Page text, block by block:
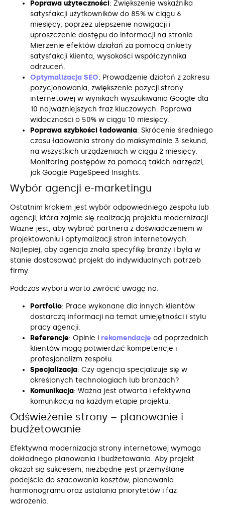
Poprawa użyteczności: Zwiększenie wskaźnika
satysfakcji użytkowników do 85% w ciągu 6
miesięcy, poprzez ulepszenie nawigacji i
uproszczenie dostępu do informacji na stronie.
Mierzenie efektów działań za pomocą ankiety
satysfakcji klienta, wysokości współczynnika
odrzuceń.
Optymalizacja SEO: Prowadzenie działań z zakresu
pozycjonowania, zwiększenie pozycji strony
internetowej w wynikach wyszukiwania Google dla
10 najważniejszych fraz kluczowych. Poprawa
widoczności o 50% w ciągu 10 miesięcy.
Poprawa szybkości ładowania: Skrócenie średniego
czasu ładowania strony do maksymalnie 3 sekund,
na wszystkich urządzeniach w ciągu 2 miesięcy.
Monitoring postępów za pomocą takich narzędzi,
jak Google PageSpeed Insights.
Wybór agencji e-marketingu
Ostatnim krokiem jest wybór odpowiedniego zespołu lub
agencji, która zajmie się realizacją projektu modernizacji.
Ważne jest, aby wybrać partnera z doświadczeniem w
projektowaniu i optymalizacji stron internetowych.
Najlepiej, aby agencja znała specyfikę branży i była w
stanie dostosować projekt do indywidualnych potrzeb
firmy.
Podczas wyboru warto zwrócić uwagę na:
Portfolio: Prace wykonane dla innych klientów
dostarczą informacji na temat umiejętności i stylu
pracy agencji.
Referencje: Opinie i rekomendacje od poprzednich
klientów mogą potwierdzić kompetencje i
profesjonalizm zespołu.
Specjalizacja: Czy agencja specjalizuje się w
określonych technologiach lub branżach?
Komunikacja: Ważna jest otwarta i efektywna
komunikacja na każdym etapie projektu.
Odświeżenie strony – planowanie i
budżetowanie
Efektywna modernizacja strony internetowej wymaga
dokładnego planowania i budżetowania. Aby projekt
okazał się sukcesem, niezbędne jest przemyślane
podejście do szacowania kosztów, planowania
harmonogramu oraz ustalania priorytetów i faz
wdrożenia.